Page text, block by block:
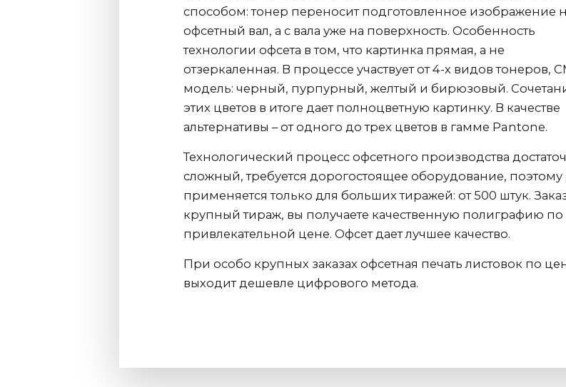
способом: тонер переносит подготовленное изображение
офсетный вал, а с вала уже на поверхность. Особенность
технологии офсета в том, что картинка прямая, а не
отзеркаленная. В процессе участвует от 4-х видов тонеров,
модель: черный, пурпурный, желтый и бирюзовый.
этих цветов в итоге дает полноцветную картинку. В качестве
альтернативы – от одного до трех цветов в гамме Pantone.
Технологический процесс офсетного производства
сложный, требуется дорогостоящее оборудование, поэтому
применяется только для больших тиражей: от 500 штук.
крупный тираж, вы получаете качественную полиграфию по
привлекательной цене. Офсет дает лучшее качество.
При особо крупных заказах офсетная печать листовок по
выходит дешевле цифрового метода.